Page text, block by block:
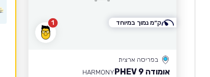
1
בפריסה ארצית
אומודה 9 PHEV
HARMONY
ק״מ נמוך במיוחד